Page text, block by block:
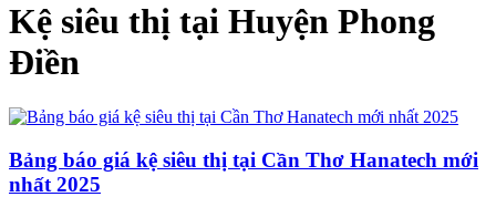
Kệ siêu thị tại Huyện Phong
Điền
Bảng báo giá kệ siêu thị tại Cần Thơ Hanatech mới
nhất 2025